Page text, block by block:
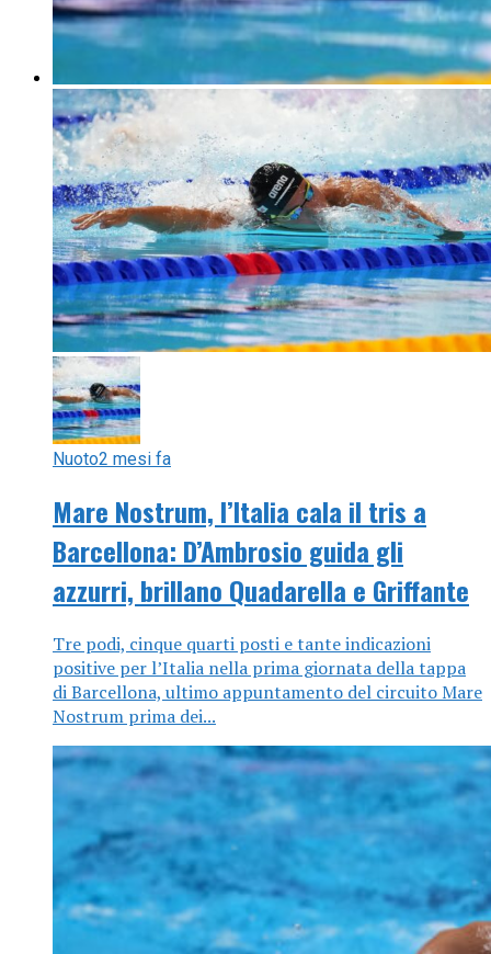
Nuoto2 mesi fa
Mare Nostrum, l’Italia cala il tris a
Barcellona: D’Ambrosio guida gli
azzurri, brillano Quadarella e Griffante
Tre podi, cinque quarti posti e tante indicazioni
positive per l’Italia nella prima giornata della tappa
di Barcellona, ultimo appuntamento del circuito Mare
Nostrum prima dei...